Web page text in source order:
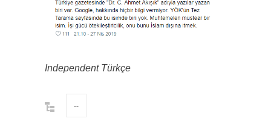
Independent Türkçe
--